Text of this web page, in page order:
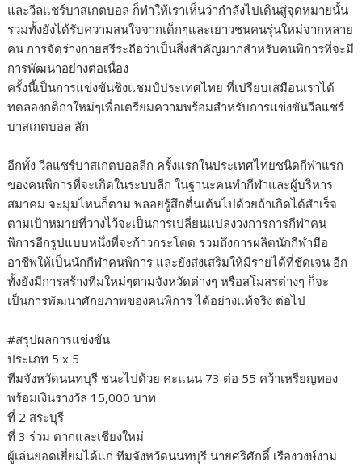
และวีลแชร์บาสเกตบอล ก็ทำให้เราเห็นว่ากำลังไปเดินสู่จุดหมายนั้น
รวมทั้งยังได้รับความสนใจจากเด็กๆและเยาวชนคนรุ่นใหม่จากหลาย
คน การจัดร่างกายสรีระถือว่าเป็นสิ่งสำคัญมากสำหรับคนพิการที่จะมี
การพัฒนาอย่างต่อเนื่อง
ครั้งนี้เป็นการแข่งขันชิงแชมป์ประเทศไทย ที่เปรียบเสมือนเราได้
ทดลองกติกาใหม่ๆเพื่อเตรียมความพร้อมสำหรับการแข่งขันวีลแชร์
บาสเกตบอล ลัก
อีกทั้ง วีลแชร์บาสเกตบอลลีก ครั้งแรกในประเทศไทยชนิดกีฬาแรก
ของคนพิการที่จะเกิดในระบบลีก ในฐานะคนทำกีฬาและผู้บริหาร
สมาคม จะมุมไหนก็ตาม พลอยรู้สึกตื่นเต้นไปด้วยถ้าเกิดได้สำเร็จ
ตามเป้าหมายที่วางไว้จะเป็นการเปลี่ยนแปลงวงการการกีฬาคน
พิการอีกรูปแบบหนึ่งที่จะก้าวกระโดด รวมถึงการผลิตนักกีฬามือ
อาชีพให้เป็นนักกีฬาคนพิการ และยังส่งเสริมให้มีรายได้ที่ชัดเจน อีก
ทั้งยังมีการสร้างทีมใหม่ๆตามจังหวัดต่างๆ หรือสโมสรต่างๆ ก็จะ
เป็นการพัฒนาศักยภาพของคนพิการ ได้อย่างแท้จริง ต่อไป
#สรุปผลการแข่งขัน
ประเภท 5 x 5
ทีมจังหวัดนนทบุรี ชนะไปด้วย คะแนน 73 ต่อ 55 คว้าเหรียญทอง
พร้อมเงินรางวัล 15,000 บาท
ที่ 2 สระบุรี
ที่ 3 ร่วม ตากและเชียงใหม่
ผู้เล่นยอดเยี่ยมได้แก่ ทีมจังหวัดนนทบุรี นายศริศักดิ์ เรืองวงษ์งาม